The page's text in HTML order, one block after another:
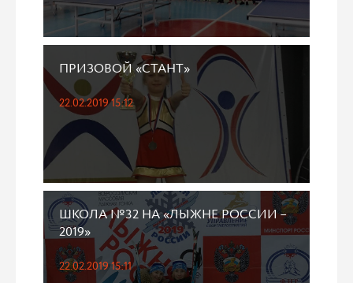
ПРИЗОВОЙ «СТАНТ»
22.02.2019 15:12
ШКОЛА №32 НА «ЛЫЖНЕ РОССИИ –
2019»
22.02.2019 15:11